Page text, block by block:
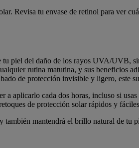
Revisa tu envase de retinol para ver
piel del daño de los rayos UVA/UVB,
rutina matutina, y sus beneficios
de protección invisible y ligero, este
aplicarlo cada dos horas, incluso si
de protección solar rápidos y
mantendrá el brillo natural de tu